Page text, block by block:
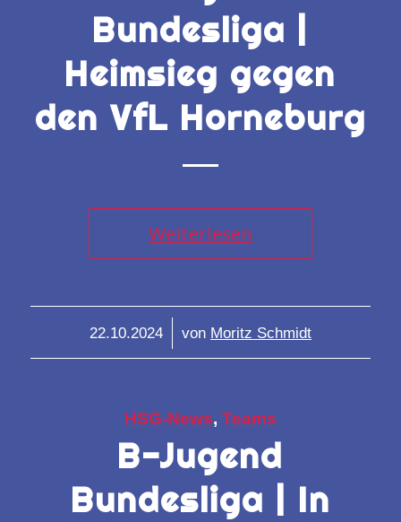
Bundesliga |
Heimsieg gegen
den VfL Horneburg
Weiterlesen
22.10.2024
/ von Moritz Schmidt
HSG-News, Teams
B-Jugend
Bundesliga | In